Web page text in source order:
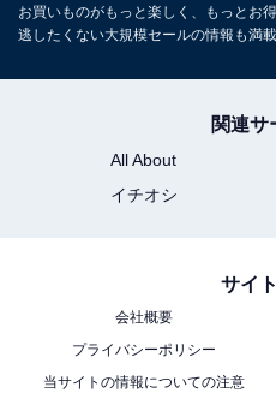
HiKOKI(ハイコーキ) 36V 充
お買いものがもっと楽しく、もっとお
逃したくない大規模セールの情報も満載
関連サ
All About
イチオシ
サイ
会社概要
プライバシーポリシー
当サイトの情報についての注意